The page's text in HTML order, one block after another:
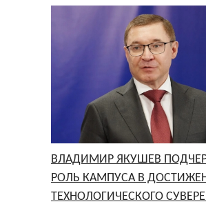
ВЛАДИМИР ЯКУШЕВ
РОЛЬ КАМПУСА В
ТЕХНОЛОГИЧЕСКОГО